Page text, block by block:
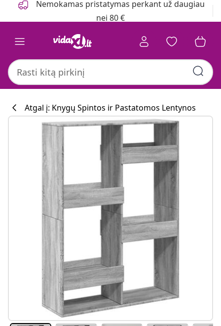
Nemokamas pristatymas perkant už daugiau
nei 80 €
Atgal į: Knygų Spintos ir Pastatomos Lentynos